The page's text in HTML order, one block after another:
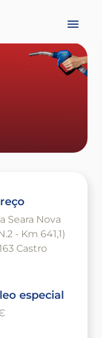
Seara Nova
- Km 641,1)
Castro
especial